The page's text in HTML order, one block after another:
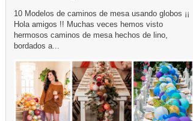
10 Modelos de caminos de mesa usando globos ¡¡
Hola amigos !! Muchas veces hemos visto
hermosos caminos de mesa hechos de lino,
bordados a...